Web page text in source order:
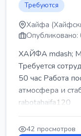
Требуются
Хайфа
Опубликовано:
ХАЙФА mdash;
Требуется
50 час Работа
атмосфера и
rabotahaifa120
42 просмотров